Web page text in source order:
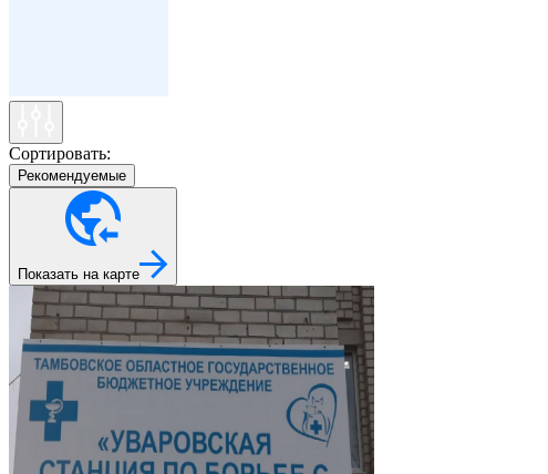
Сортировать:
Рекомендуемые
Показать на карте